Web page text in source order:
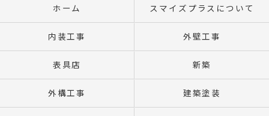
ホーム スマイズプラスについて
内装工事 外壁工事
表具店 新築
外構工事 建築塗装